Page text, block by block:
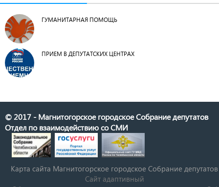
ГУМАНИТАРНАЯ ПОМОЩЬ
ПРИЕМ В ДЕПУТАТСКИХ ЦЕНТРАХ
© 2017 - Магнитогорское городское Собрание депутатов
Отдел по взаимодействию со СМИ
Карта сайта Магнитогорское городское Cобрание депутатов
Сайт адаптивный